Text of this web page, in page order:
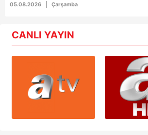
05.08.2026 Çarşamba
CANLI YAYIN